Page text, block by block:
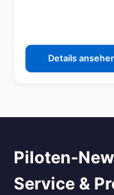
Details
Piloten-
Service &